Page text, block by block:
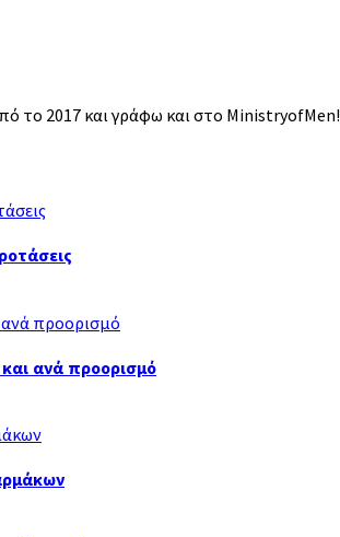
το 2017 και γράφω και στο MinistryofMen!
ανά προορισμό